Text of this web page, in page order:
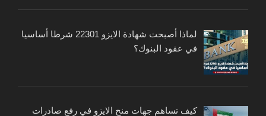
لماذا أصبحت شهادة الايزو 22301 شرطا أساسيا
في عقود البنوك؟
كيف تساهم جهات منح الايزو في رفع صادرات